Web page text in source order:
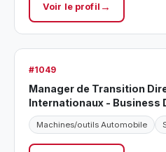
Voir le profil
#1049
Manager de Transition
Internationaux - Business
Machines/outils Automobile